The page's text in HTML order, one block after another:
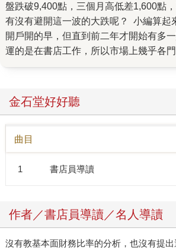
盤跌破9,400點，三個月高低差1,600點
有沒有避開這一波的大跌呢？ 小編算起
開戶開的早，但直到前二年才開始有多
運的是在書店工作，所以市場上幾乎各
畫葫蘆就會跟著賺，這中間真的需要靠
簡單說該繳的學費多少還是得繳一點(淚)
己個性的交易工具與交易頻率，新手朋友
言說哪個方式百分百賺錢，如果有人跟
去聽昂貴的課程或是要你買貴鬆鬆的
手朋友的第一個建議就是要先了解自己
師們也幾乎都有自己的粉絲專頁，可以
這中間再多去看一些經典作品，慢慢內
另外也建議可以跟身邊幾個有志學習投
金石堂好好聽
曲目
1 書店員導讀
作者／書店員導讀／名人導讀
沒有教基本面財務比率的分析，也沒有提